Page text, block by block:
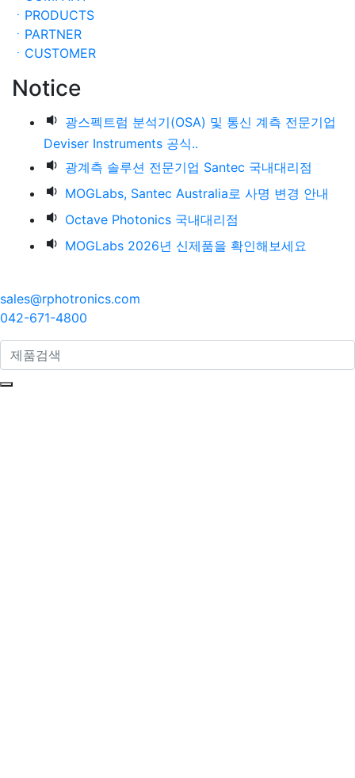
ㆍPRODUCTS
ㆍPARTNER
ㆍCUSTOMER
Notice
광스펙트럼 분석기(OSA) 및 통신 계측 전문기업
Deviser Instruments 공식..
광계측 솔루션 전문기업 Santec 국내대리점
MOGLabs, Santec Australia로 사명 변경 안내
Octave Photonics 국내대리점
MOGLabs 2026년 신제품을 확인해보세요
sales@rphotronics.com
042-671-4800
search here